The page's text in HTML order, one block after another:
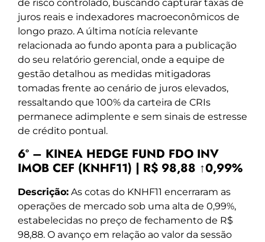
de risco controlado, buscando capturar taxas de
juros reais e indexadores macroeconômicos de
longo prazo. A última notícia relevante
relacionada ao fundo aponta para a publicação
do seu relatório gerencial, onde a equipe de
gestão detalhou as medidas mitigadoras
tomadas frente ao cenário de juros elevados,
ressaltando que 100% da carteira de CRIs
permanece adimplente e sem sinais de estresse
de crédito pontual.
6º – KINEA HEDGE FUND FDO INV
IMOB CEF (KNHF11) | R$ 98,88 ↑0,99%
Descrição: As cotas do KNHF11 encerraram as
operações de mercado sob uma alta de 0,99%,
estabelecidas no preço de fechamento de R$
98,88. O avanço em relação ao valor da sessão